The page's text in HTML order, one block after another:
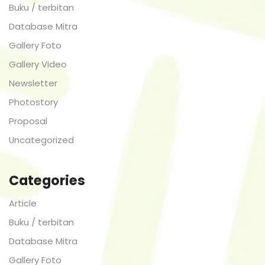
Buku / terbitan
Database Mitra
Gallery Foto
Gallery Video
Newsletter
Photostory
Proposal
Uncategorized
Categories
Article
Buku / terbitan
Database Mitra
Gallery Foto